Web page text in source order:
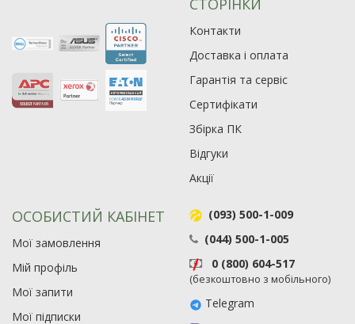
СТОРІНКИ
Контакти
Доставка і оплата
Гарантія та сервіс
Сертифікати
Збірка ПК
Відгуки
Акції
ОСОБИСТИЙ КАБІНЕТ
Мої замовлення
Мій профіль
Мої запити
Мої підписки
(093) 500-1-009
(044) 500-1-005
0 (800) 604-517
(безкоштовно з мобільного)
Telegram